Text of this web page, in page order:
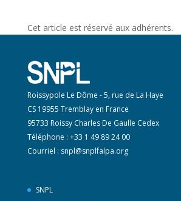
Cet article est réservé aux adhérents.
Roissypole Le Dôme - 5, rue de La Haye
CS 19955 Tremblay en France
95733 Roissy Charles De Gaulle Cedex
Téléphone : +33 1 49 89 24 00
Courriel : snpl@snplfalpa.org
SNPL